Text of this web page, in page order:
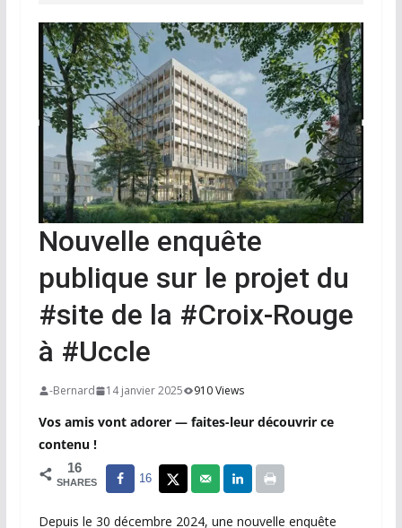
Nouvelle enquête
publique sur le projet du
#site de la #Croix-Rouge
à #Uccle
-Bernard 14 janvier 2025 910 Views
Vos amis vont adorer — faites-leur découvrir ce
contenu !
16
SHARES 16
Depuis le 30 décembre 2024, une nouvelle enquête